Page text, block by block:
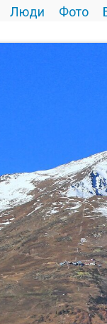
Люди Фото